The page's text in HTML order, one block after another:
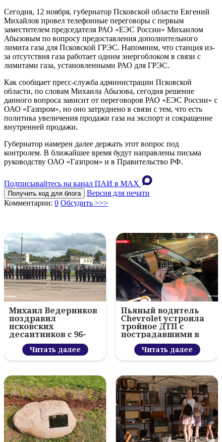
Сегодня, 12 ноября, губернатор Псковской области Евгений
Михайлов провел телефонные переговоры с первым
заместителем председателя РАО «ЕЭС России» Михаилом
Абызовым по вопросу предоставления дополнительного
лимита газа для Псковской ГРЭС. Напомним, что станция из-
за отсутствия газа работает одним энергоблоком в связи с
лимитами газа, установленными РАО для ГРЭС.
Как сообщает пресс-служба администрации Псковской
области, по словам Михаила Абызова, сегодня решение
данного вопроса зависит от переговоров РАО «ЕЭС России» с
ОАО «Газпром», но оно затруднено в связи с тем, что есть
политика увеличения продажи газа на экспорт и сокращение
внутренней продажи.
Губернатор намерен далее держать этот вопрос под
контролем. В ближайшее время будут направлены письма
руководству ОАО «Газпром» и в Правительство РФ.
Подписывайтесь на канал ПАИ в MAХ
Получить код для блога
Версия для печати
Комментарии: 0 Обсудить >>>
Михаил Ведерников
поздравил
псковских
десантников с 96-
летием ВДВ и
вручил награды
Читать далее
Пьяный водитель
Chevrolet устроила
тройное ДТП с
пострадавшими в
Пскове
Читать далее